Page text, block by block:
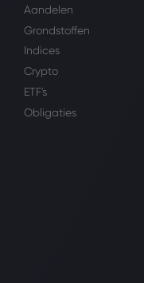
Aandelen
Grondstoffen
Indices
Crypto
ETF's
Obligaties